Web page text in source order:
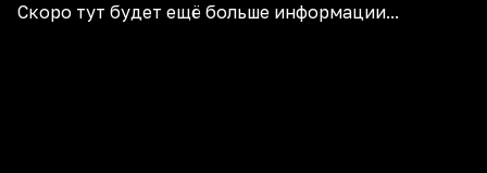
Скоро тут будет ещё больше информации...